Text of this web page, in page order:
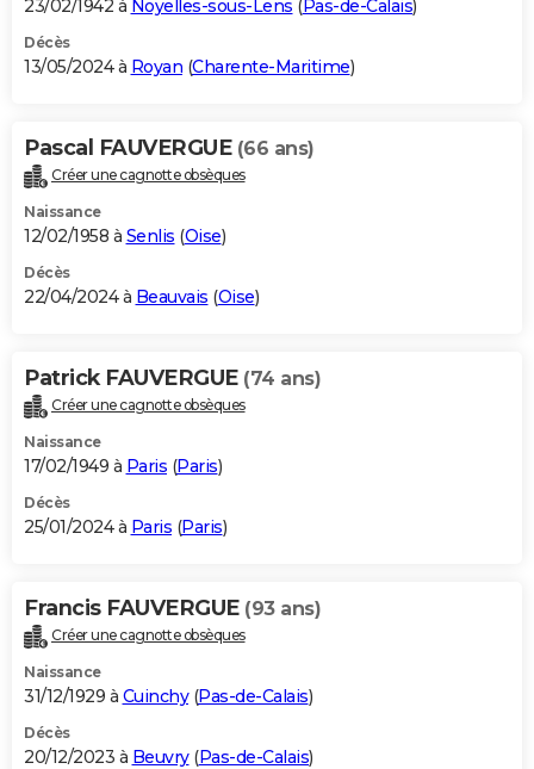
23/02/1942 à Noyelles-sous-Lens ( Pas-de-Calais)
Décès
13/05/2024 à Royan (Charente-Maritime)
Pascal FAUVERGUE (66 ans)
Créer une cagnotte obsèques
Naissance
12/02/1958 à Senlis (Oise)
Décès
22/04/2024 à Beauvais (Oise)
Patrick FAUVERGUE (74 ans)
Créer une cagnotte obsèques
Naissance
17/02/1949 à Paris (Paris)
Décès
25/01/2024 à Paris (Paris)
Francis FAUVERGUE (93 ans)
Créer une cagnotte obsèques
Naissance
31/12/1929 à Cuinchy(Pas-de-Calais)
Décès
20/12/2023 à Beuvry(Pas-de-Calais)